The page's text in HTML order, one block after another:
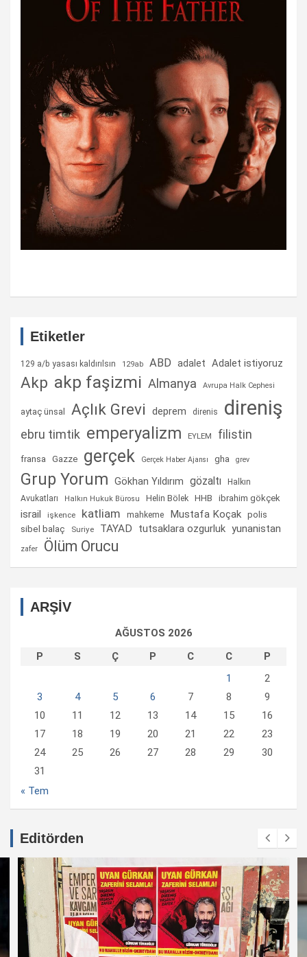
Etiketler
129 a/b yasası kaldırılsın 129ab ABD adalet Adalet istiyoruz
Akp akp faşizmi Almanya Avrupa Halk Cephesi
aytaç ünsal Açlık Grevi deprem direnis direniş
ebru timtik emperyalizm EYLEM filistin
fransa Gazze gerçek Gerçek Haber Ajansı gha grev
Grup Yorum Gökhan Yıldırım gözaltı
Halkın
Avukatları
Halkın Hukuk Bürosu Helin Bölek HHB ibrahim gökçek
israil işkence katliam mahkeme Mustafa Koçak polis
sibel balaç Suriye TAYAD tutsaklara ozgurluk yunanistan
zafer Ölüm Orucu
ARŞİV
AĞUSTOS 2026
P
S Ç P C C
P
1
2
3
4 5 6 7 8
9
10
11 12 13 14 15
16
17
18 19 20 21 22
23
24
25 26 27 28 29
30
31
« Tem
Editörden